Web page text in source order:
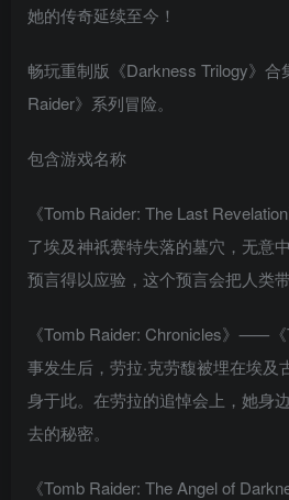
她的传奇延续至今！
畅玩重制版《Darkness Trilogy》合
Raider》系列冒险。
包含游戏名称
《Tomb Raider: The Last
了埃及神祇赛特失落的墓穴，无意
预言得以应验，这个预言会把人类带
《Tomb Raider: Chronicles》⸺《
事发生后，劳拉·克劳馥被埋在埃
身于此。在劳拉的追悼会上，她身
去的秘密。
《Tomb Raider: The Angel of